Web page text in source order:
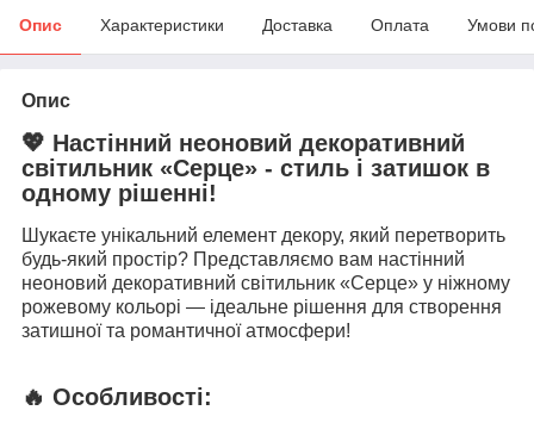
Опис Характеристики Доставка Оплата Умови
Опис
💖 Настінний неоновий декоративний
світильник «Серце» - стиль і затишок в
одному рішенні!
Шукаєте унікальний елемент декору, який перетворить
будь-який простір? Представляємо вам настінний
неоновий декоративний світильник «Серце» у ніжному
рожевому кольорі — ідеальне рішення для створення
затишної та романтичної атмосфери!
🔥 Особливості: